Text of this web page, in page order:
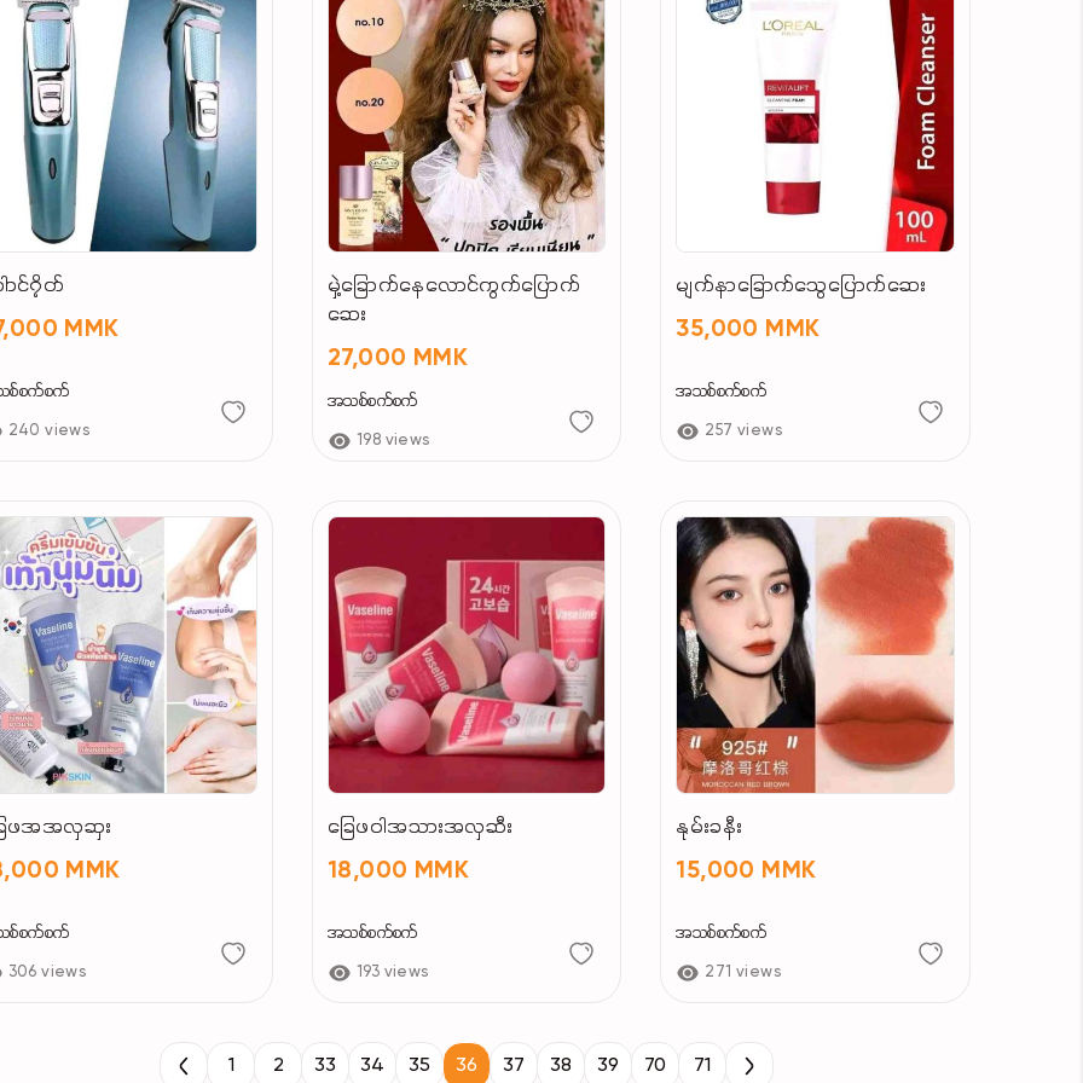
ာင်၇ိတ်
MMK
စ်စက်စက်
240 views
မှဲ့ခြောက်နေလောင်ကွက်ပြောက်
ဆေး
27,000 MMK
အသစ်စက်စက်
198 views
မျက်နာခြောက်သွေပြောက်ဆေး
35,000 MMK
အသစ်စက်စက်
257 views
ေဖအအလှဆှး
MMK
စ်စက်စက်
306 views
ခြေဖ၀ါအသားအလှဆီး
18,000 MMK
အသစ်စက်စက်
193 views
နုမ်းခနီး
15,000 MMK
အသစ်စက်စက်
271 views
1 2 33 34 35 36 37 38 39 70 71